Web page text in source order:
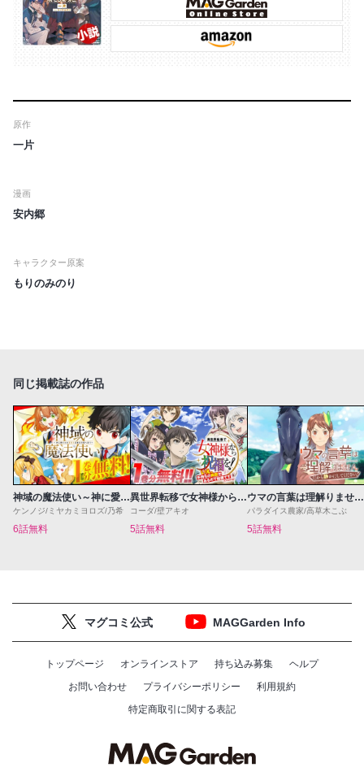
原作
一片
漫画
安内郷
キャラクター原案
もりのみのり
同じ掲載誌の作品
神域の魔法使い～神に愛された落第生は魔法学院へ通う～
ケンノジ/ミヤカミヨロズ/乃希
6話無料
異世界転移で女神様から祝福を！～いえ、手持ちの異能があるので結構です～@COMIC
コーダ/壁アキオ
5話無料
ウマの言葉は理解りませんだから静かにしてください！
パラダイス農家/高草木こぶ
5話無料
マグコミ公式 MAGGarden Info
トップページ オンラインストア 持ち込み募集
ヘルプ
お問い合わせ
プライバシーポリシー
利用規約
特定商取引に関する表記